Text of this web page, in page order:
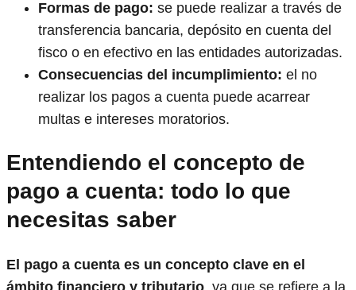
Formas de pago: se puede realizar a través de
transferencia bancaria, depósito en cuenta del
fisco o en efectivo en las entidades autorizadas.
Consecuencias del incumplimiento: el no
realizar los pagos a cuenta puede acarrear
multas e intereses moratorios.
Entendiendo el concepto de
pago a cuenta: todo lo que
necesitas saber
El pago a cuenta es un concepto clave en el
ámbito financiero y tributario , ya que se refiere a la